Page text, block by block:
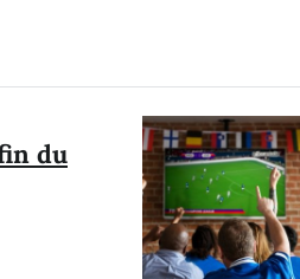
du